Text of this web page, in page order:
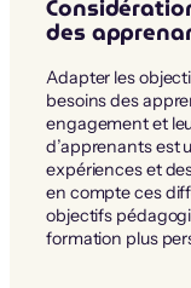
des
Adapter les
besoins des
engagement et
d’apprenants est
expériences et
en compte ces
objectifs
formation plus